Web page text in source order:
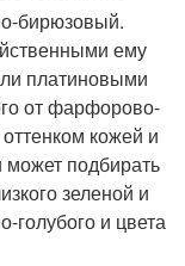
бирюзовый.
ему
платиновыми
от фарфорово-
кожей и
подбирать
зеленой и
голубого и цвета